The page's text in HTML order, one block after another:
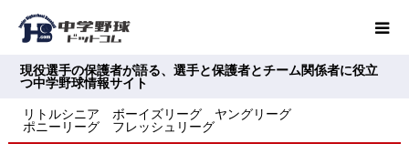
現役選手の保護者が語る、選手と保護者とチーム関係者に役立
つ中学野球情報サイト
リトルシニア ボーイズリーグ ヤングリーグ
ポニーリーグ フレッシュリーグ